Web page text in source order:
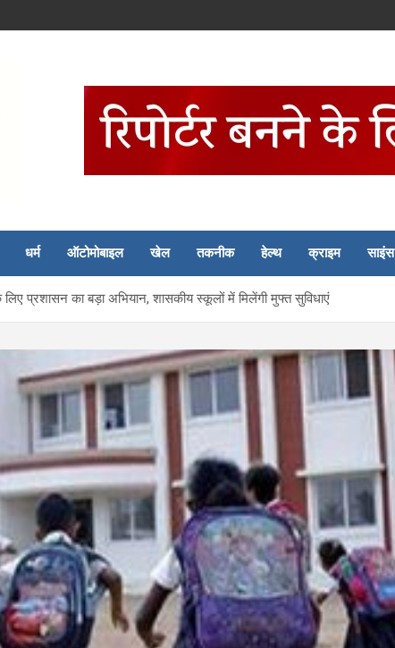
धर्म ऑटोमोबाइल खेल तकनीक हेल्थ क्राइम साइंस
प्रशासन का बड़ा अभियान, शासकीय स्कूलों में मिलेंगी मुफ्त सुविधाएं